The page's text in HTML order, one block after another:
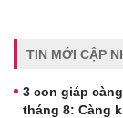
TIN MỚI CẬP
3 con giáp
tháng 8: Càng